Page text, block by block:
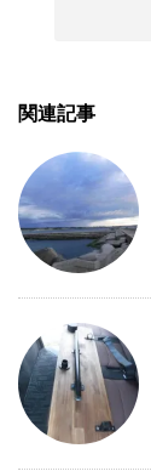
関連記事